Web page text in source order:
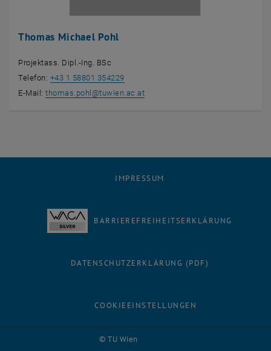
Thomas Michael Pohl
Projektass. Dipl.-Ing. BSc
Telefon: +43 1 58801 354229
E-Mail:thomas.pohl @tuwien.ac.at
© TU Wien
IMPRESSUM
BARRIEREFREIHEITSERKLÄRUNG
DATENSCHUTZERKLÄRUNG (PDF)
COOKIEEINSTELLUNGEN